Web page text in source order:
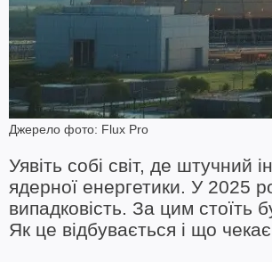
Джерело фото: Flux Pro
Уявіть собі світ, де штучний
ядерної енергетики. У 2025
випадковість. За цим стоїть
Як це відбувається і що